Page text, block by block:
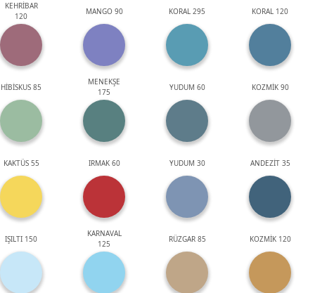
KEHRİBAR
120
MANGO 90 KORAL 295 KORAL 120
HİBİSKUS 85
MENEKŞE
175
YUDUM 60 KOZMİK 90
KAKTÜS 55 IRMAK 60 YUDUM 30 ANDEZİT 35
IŞILTI 150
KARNAVAL
125
RÜZGAR 85 KOZMİK 120